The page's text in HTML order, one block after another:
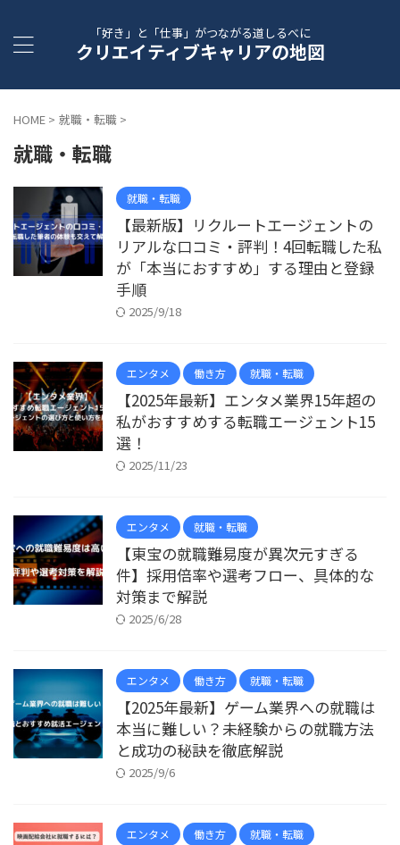
「好き」と「仕事」がつながる道しるべに
クリエイティブキャリアの地図
HOME > 就職・転職 >
就職・転職
就職・転職
【最新版】リクルートエージェントの
リアルな口コミ・評判！4回転職した私
が「本当におすすめ」する理由と登録
手順
2025/9/18
エンタメ 働き方 就職・転職
【2025年最新】エンタメ業界15年超の
私がおすすめする転職エージェント15
選！
2025/11/23
エンタメ 就職・転職
【東宝の就職難易度が異次元すぎる
件】採用倍率や選考フロー、具体的な
対策まで解説
2025/6/28
エンタメ 働き方 就職・転職
【2025年最新】ゲーム業界への就職は
本当に難しい？未経験からの就職方法
と成功の秘訣を徹底解説
2025/9/6
エンタメ 働き方 就職・転職